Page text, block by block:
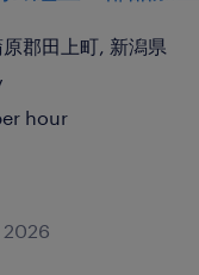
郡田上町, 新潟県
hour